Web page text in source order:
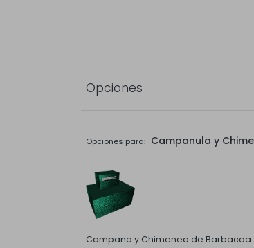
Opciones
Opciones para: Campanula y
Campana y Chimenea de Barbacoa